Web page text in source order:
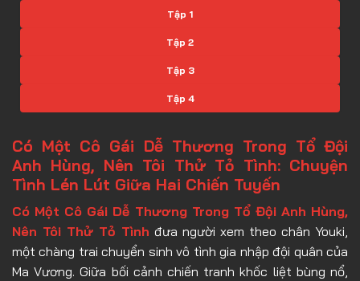
Tập 1
Tập 2
Tập 3
Tập 4
Tập 6
Tập 7
Tập 8
Tập 9
Tập 10
Có Một Cô Gái Dễ Thương Trong Tổ Đội
Anh Hùng, Nên Tôi Thử Tỏ Tình: Chuyện
Tình Lén Lút Giữa Hai Chiến Tuyến
Có Một Cô Gái Dễ Thương Trong Tổ Đội Anh Hùng,
Nên Tôi Thử Tỏ Tình đưa người xem theo chân Youki,
một chàng trai chuyển sinh vô tình gia nhập đội quân của
Ma Vương. Giữa bối cảnh chiến tranh khốc liệt bùng nổ,